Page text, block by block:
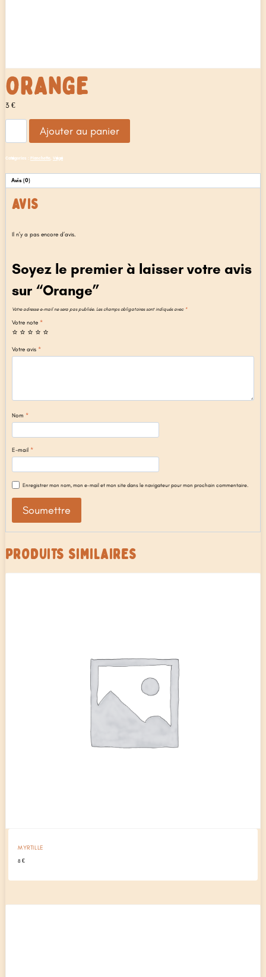
ORANGE
3 €
Orange
Ajouter au panier
Catégories : Planchette Végé
Avis (0)
AVIS
Il n’y a pas encore d’avis.
Soyez le premier à laisser votre avis
sur “Orange”
Votre adresse e-mail ne sera pas publiée. Les champs obligatoires sont indiqués avec *
Votre note *
Votre avis *
Nom *
E-mail *
Enregistrer mon nom, mon e-mail et mon site dans le navigateur pour mon prochain commentaire.
PRODUITS SIMILAIRES
MYRTILLE
8 €